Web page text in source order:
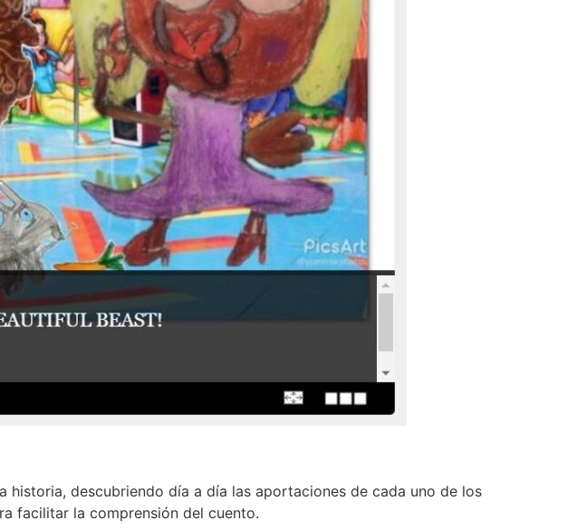
descubriendo día a día las aportaciones de cada uno de los
facilitar la comprensión del cuento.